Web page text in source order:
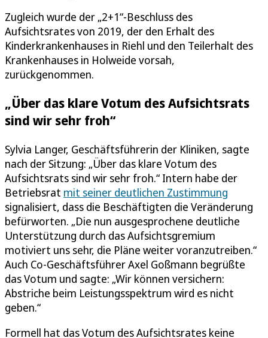
Zugleich wurde der „2+1“-Beschluss des
Aufsichtsrates von 2019, der den Erhalt des
Kinderkrankenhauses in Riehl und den Teilerhalt des
Krankenhauses in Holweide vorsah,
zurückgenommen.
„Über das klare Votum des Aufsichtsrats
sind wir sehr froh“
Sylvia Langer, Geschäftsführerin der Kliniken, sagte
nach der Sitzung: „Über das klare Votum des
Aufsichtsrats sind wir sehr froh.“ Intern habe der
Betriebsrat mit seiner deutlichen Zustimmung
signalisiert, dass die Beschäftigten die Veränderung
befürworten. „Die nun ausgesprochene deutliche
Unterstützung durch das Aufsichtsgremium
motiviert uns sehr, die Pläne weiter voranzutreiben.“
Auch Co-Geschäftsführer Axel Goßmann begrüßte
das Votum und sagte: „Wir können versichern:
Abstriche beim Leistungsspektrum wird es nicht
geben.“
Formell hat das Votum des Aufsichtsrates keine